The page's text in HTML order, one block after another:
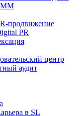
продвижение
PR
центр
аудит
в SL